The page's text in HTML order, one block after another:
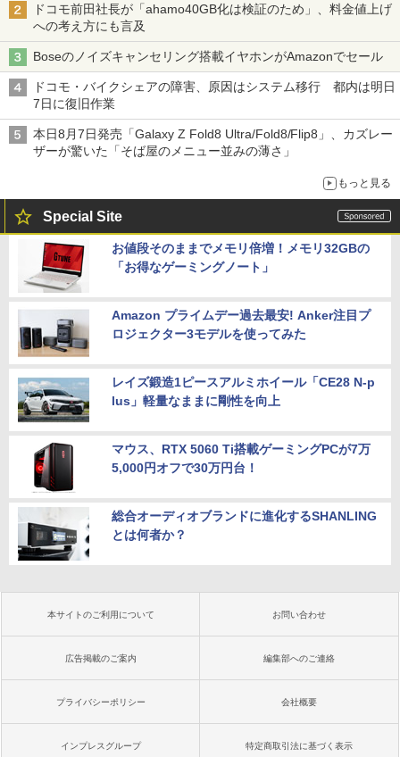
ドコモ前田社長が「ahamo40GB化は検証のため」、料金値上げ
への考え方にも言及
Boseのノイズキャンセリング搭載イヤホンがAmazonでセール
ドコモ・バイクシェアの障害、原因はシステム移行 都内は明日
7日に復旧作業
本日8月7日発売「Galaxy Z Fold8 Ultra/Fold8/Flip8」、カズレー
ザーが驚いた「そば屋のメニュー並みの薄さ」
もっと見る
Special Site
お値段そのままでメモリ倍増！メモリ32GBの
「お得なゲーミングノート」
Amazon プライムデー過去最安! Anker注目プ
ロジェクター3モデルを使ってみた
レイズ鍛造1ピースアルミホイール「CE28 N-p
lus」軽量なままに剛性を向上
マウス、RTX 5060 Ti搭載ゲーミングPCが7万
5,000円オフで30万円台！
総合オーディオブランドに進化するSHANLING
とは何者か？
本サイトのご利用について お問い合わせ
広告掲載のご案内 編集部へのご連絡
プライバシーポリシー 会社概要
インプレスグループ 特定商取引法に基づく表示